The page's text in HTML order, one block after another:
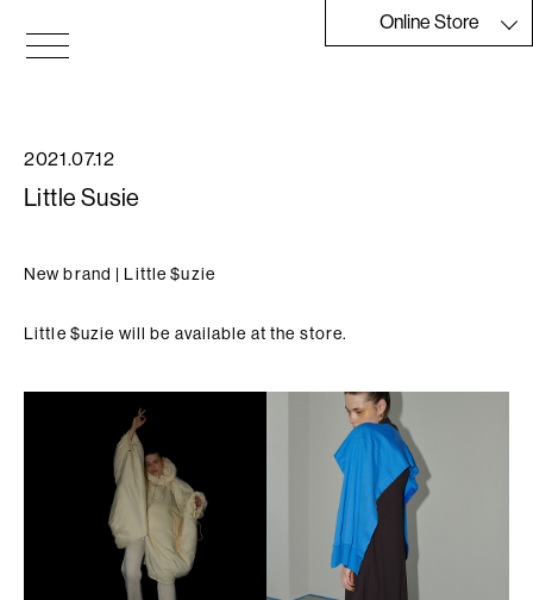
Online Store
2021.07.12
Little Susie
New brand | Little $uzie
Little $uzie will be available at the store.